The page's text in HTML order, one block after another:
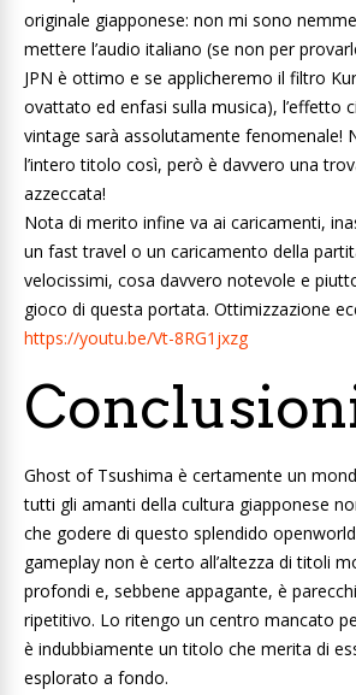
originale giapponese: non mi sono
mettere l’audio italiano (se non per
JPN è ottimo e se applicheremo il filtro
ovattato ed enfasi sulla musica), l’effetto
vintage sarà assolutamente fenomenale!
l’intero titolo così, però è davvero una
azzeccata!
Nota di merito infine va ai caricamenti,
un fast travel o un caricamento della
velocissimi, cosa davvero notevole e
gioco di questa portata. Ottimizzazione
https://youtu.be/Vt-8RG1jxzg
Ghost of Tsushima è certamente un
tutti gli amanti della cultura giapponese
che godere di questo splendido
gameplay non è certo all’altezza di titoli
profondi e, sebbene appagante, è
ripetitivo. Lo ritengo un centro mancato
è indubbiamente un titolo che merita di
esplorato a fondo.